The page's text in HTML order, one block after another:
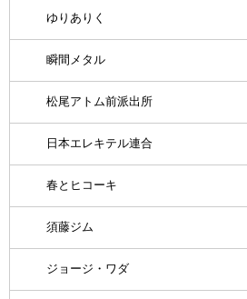
ゆりありく
瞬間メタル
松尾アトム前派出所
日本エレキテル連合
春とヒコーキ
須藤ジム
ジョージ・ワダ